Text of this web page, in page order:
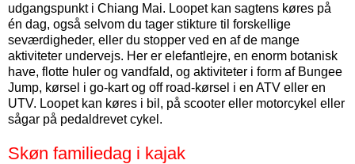
udgangspunkt i Chiang Mai. Loopet kan sagtens køres på
én dag, også selvom du tager stikture til forskellige
seværdigheder, eller du stopper ved en af de mange
aktiviteter undervejs. Her er elefantlejre, en enorm botanisk
have, flotte huler og vandfald, og aktiviteter i form af Bungee
Jump, kørsel i go-kart og off road-kørsel i en ATV eller en
UTV. Loopet kan køres i bil, på scooter eller motorcykel eller
sågar på pedaldrevet cykel.
Skøn familiedag i kajak